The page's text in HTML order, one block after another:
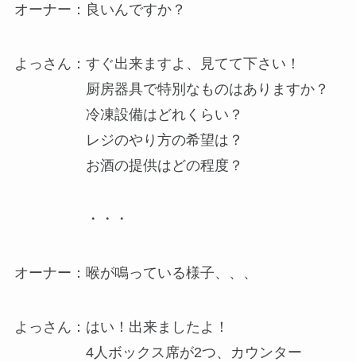
オーナー：良いんですか？
よっさん：すぐ出来ますよ、見てて下さい！
厨房器具で特別なものはありますか？
冷凍設備はどれくらい？
レジのやり方の希望は？
お酒の提供はどの程度？
・・・
オーナー：喉が鳴っている様子、、、
よっさん：はい！出来ましたよ！
4人ボックス席が2つ、カウンター